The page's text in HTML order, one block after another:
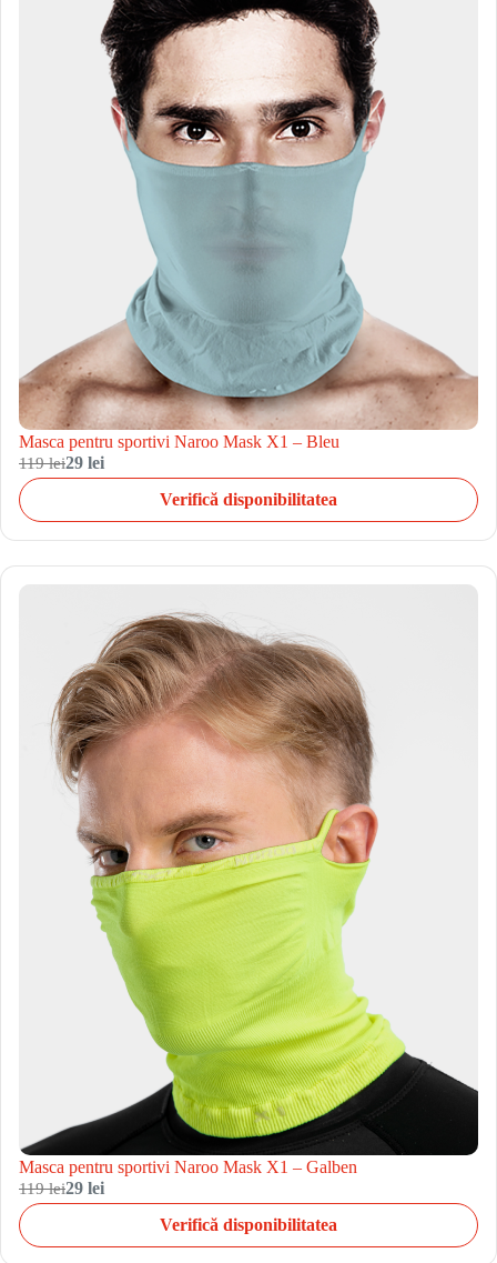
Masca pentru sportivi Naroo Mask X1 – Bleu
119 lei29 lei
Verifică disponibilitatea
Masca pentru sportivi Naroo Mask X1 – Galben
119 lei29 lei
Verifică disponibilitatea